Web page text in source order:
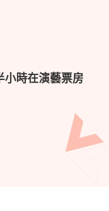
小時在演藝票房